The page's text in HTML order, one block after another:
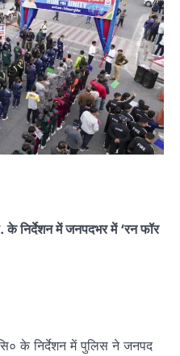
के निर्देशन में जनपदभर में ‘रन फॉर
के निर्देशन में पुलिस ने जनपद